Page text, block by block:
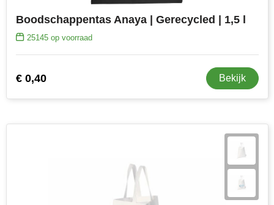
Boodschappentas Anaya | Gerecycled | 1,5 l
25145op voorraad
€ 0,40 Bekijk